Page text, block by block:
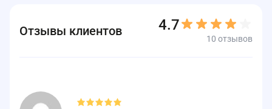
Отзывы клиентов 4.7
10 отзывов